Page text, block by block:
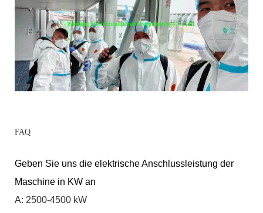
FAQ
Geben Sie uns die elektrische Anschlussleistung der
Maschine in KW an
A: 2500-4500 kW